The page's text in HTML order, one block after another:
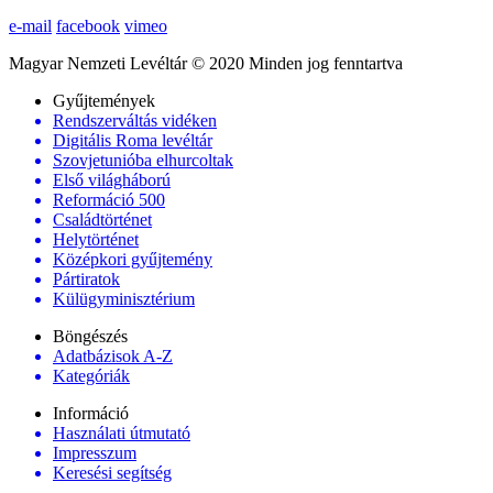
e-mail facebook vimeo
Magyar Nemzeti Levéltár © 2020 Minden jog fenntartva
Gyűjtemények
Rendszerváltás vidéken
Digitális Roma levéltár
Szovjetunióba elhurcoltak
Első világháború
Reformáció 500
Családtörténet
Helytörténet
Középkori gyűjtemény
Pártiratok
Külügyminisztérium
Böngészés
Adatbázisok A-Z
Kategóriák
Információ
Használati útmutató
Impresszum
Keresési segítség